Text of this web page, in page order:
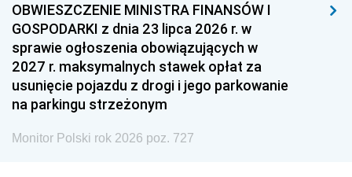
OBWIESZCZENIE MINISTRA FINANSÓW I
GOSPODARKI z dnia 23 lipca 2026 r. w
sprawie ogłoszenia obowiązujących w
2027 r. maksymalnych stawek opłat za
usunięcie pojazdu z drogi i jego parkowanie
na parkingu strzeżonym
Monitor Polski rok 2026 poz. 727